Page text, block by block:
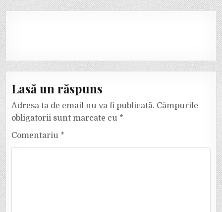
Lasă un răspuns
Adresa ta de email nu va fi publicată. Câmpurile
obligatorii sunt marcate cu *
Comentariu *